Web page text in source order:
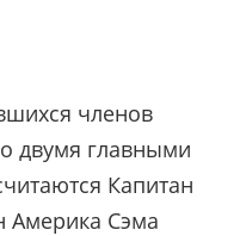
членов
двумя главными
Капитан
Америка Сэма